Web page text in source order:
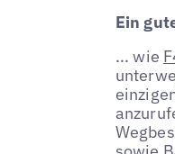
Ein
... wie